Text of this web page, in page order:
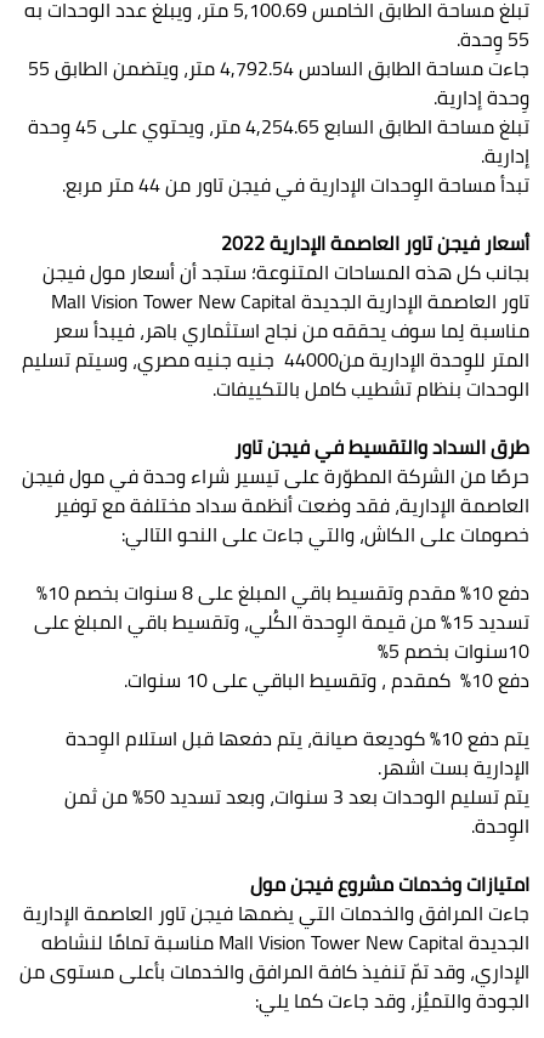
تبلغ مساحة الطابق الخامس 5,100.69 متر، ويبلغ عدد الوحدات به
55 وِحدة.
جاءت مساحة الطابق السادس 4,792.54 متر، ويتضمن الطابق 55
وِحدة إدارية.
تبلغ مساحة الطابق السابع 4,254.65 متر، ويحتوي على 45 وِحدة
إدارية.
تبدأ مساحة الوِحدات الإدارية في فيجن تاور من 44 متر مربع.
أسعار فيجن تاور العاصمة الإدارية 2022
بجانب كل هذه المساحات المتنوعة؛ ستجد أن أسعار مول فيجن
تاور العاصمة الإدارية الجديدة Mall Vision Tower New Capital
مناسبة لِما سوف يحققه من نجاح استثماري باهر، فيبدأ سعر
المتر للوِحدة الإدارية من44000 جنيه جنيه مصري، وسيتم تسليم
الوحدات بنظام تشطيب كامل بالتكييفات.
طرق السداد والتقسيط في فيجن تاور
حرصًا من الشركة المطوّرة على تيسير شراء وحدة في مول فيجن
العاصمة الإدارية، فقد وضعت أنظمة سداد مختلفة مع توفير
خصومات على الكاش، والتي جاءت على النحو التالي:
دفع 10% مقدم وتقسيط باقي المبلغ على 8 سنوات بخصم 10%
تسديد 15% من قيمة الوِحدة الكُلي، وتقسيط باقي المبلغ على
10سنوات بخصم 5%
دفع 10% كمقدم ، وتقسيط الباقي على 10 سنوات.
يتم دفع 10% كوديعة صيانة، يتم دفعها قبل استلام الوِحدة
الإدارية بست اشهر.
يتم تسليم الوحدات بعد 3 سنوات، وبعد تسديد 50% من ثمن
الوِحدة.
امتيازات وخدمات مشروع فيجن مول
جاءت المرافق والخدمات التي يضمها فيجن تاور العاصمة الإدارية
الجديدة Mall Vision Tower New Capital مناسبة تمامًا لنشاطه
الإداري، وقد تمّ تنفيذ كافة المرافق والخدمات بأعلى مستوى من
الجودة والتميُز، وقد جاءت كما يلي: